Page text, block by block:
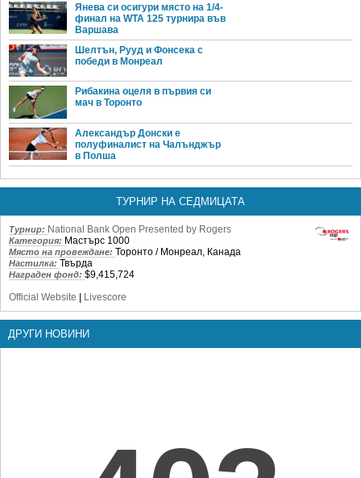
Янева си осигури място на 1/4-
финал на WTA 125 турнира във
Варшава
Шелтън, Рууд и Фонсека с
победи в Монреал
Рибакина оцеля в първия си
мач в Торонто
Александър Донски е
полуфиналист на Чалънджър
в Полша
ТУРНИР НА СЕДМИЦАТА
Турнир: National Bank Open Presented by Rogers
Категория: Мастърс 1000
Място на провеждане: Торонто / Монреал, Канада
Настилка: Твърда
Награден фонд: $9,415,724
Official Website | Livescore
ДРУГИ НОВИНИ